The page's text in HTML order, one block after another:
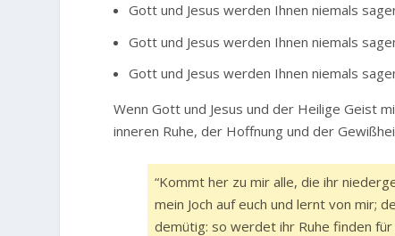
Gott und Jesus werden Ihnen niemals
Gott und Jesus werden Ihnen niemals
Gott und Jesus werden Ihnen niemals
Wenn Gott und Jesus und der Heilige Geist
inneren Ruhe, der Hoffnung und der
“Kommt her zu mir alle, die ihr
mein Joch auf euch und lernt von mir;
demütig: so werdet ihr Ruhe finden